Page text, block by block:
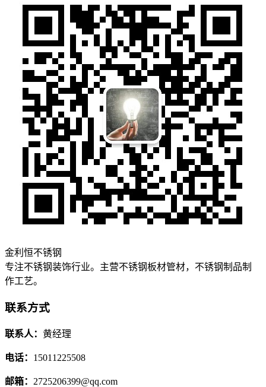
金利恒不锈钢
专注不锈钢装饰行业。主营不锈钢板材管材，不锈钢制品制
作工艺。
联系方式
联系人： 黄经理
电话： 15011225508
邮箱： 2725206399@qq.com